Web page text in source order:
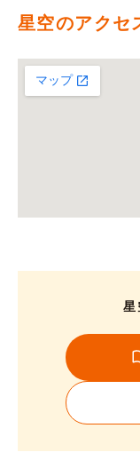
星空のアクセ
星